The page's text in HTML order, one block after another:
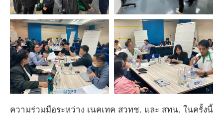
ความร่วมมือระหว่าง เนคเทค สวทช. และ สทน. ในครั้งนี้